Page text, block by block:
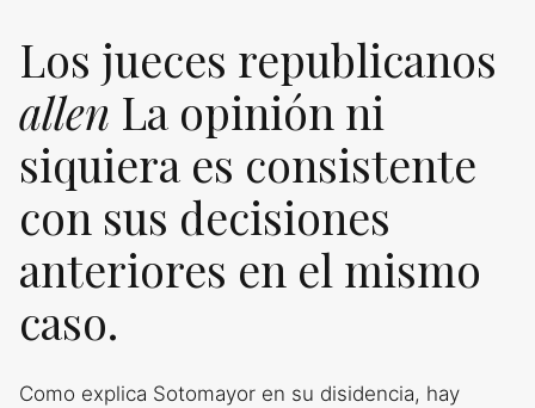
Los jueces republicanos
allen La opinión ni
siquiera es consistente
con sus decisiones
anteriores en el mismo
caso.
Como explica Sotomayor en su disidencia, hay